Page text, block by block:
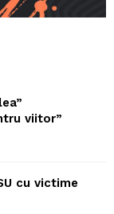
viitor”
cu victime